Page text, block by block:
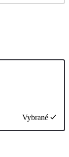
Vybrané